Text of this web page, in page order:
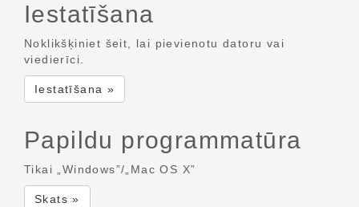
Iestatīšana
Noklikšķiniet šeit, lai pievienotu datoru vai
viedierīci.
Iestatīšana »
Papildu programmatūra
Tikai „Windows”/„Mac OS X”
Skats »